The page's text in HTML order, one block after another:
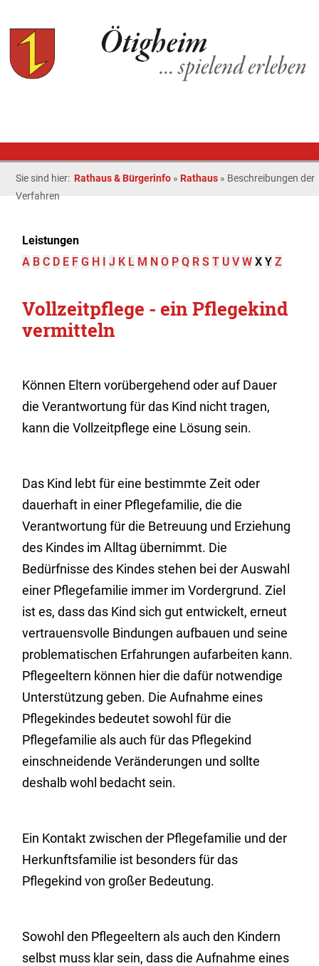
Sie sind hier: Rathaus & Bürgerinfo » Rathaus » Beschreibungen der
Verfahren
Leistungen
A B C D E F G H I J K L M N O P Q R S T U V W X Y Z
Vollzeitpflege - ein Pflegekind
vermitteln
Können Eltern vorübergehend oder auf Dauer
die Verantwortung für das Kind nicht tragen,
kann die Vollzeitpflege eine Lösung sein.
Das Kind lebt für eine be­stimm­te Zeit oder
dauerhaft in einer Pflegefamilie, die die
Verantwortung für die Be­treu­ung und Er­ziehung
des Kindes im Alltag übernimmt. Die
Bedürfnisse des Kindes stehen bei der Auswahl
einer Pflegefamilie immer im Vordergrund. Ziel
ist es, dass das Kind sich gut entwickelt, erneut
vertrauensvolle Bindungen aufbauen und seine
problematischen Erfahrungen aufarbeiten kann.
Pflegeeltern können hier die dafür notwendige
Unterstützung geben. Die Aufnahme eines
Pflegekindes bedeutet sowohl für die
Pflegefamilie als auch für das Pflegekind
einschneidende Veränderungen und sollte
deshalb wohl bedacht sein.
Ein Kontakt zwischen der Pflegefamilie und der
Herkunftsfamilie ist besonders für das
Pflegekind von großer Bedeutung.
Sowohl den Pflegeeltern als auch den Kindern
selbst muss klar sein, dass die Aufnahme eines